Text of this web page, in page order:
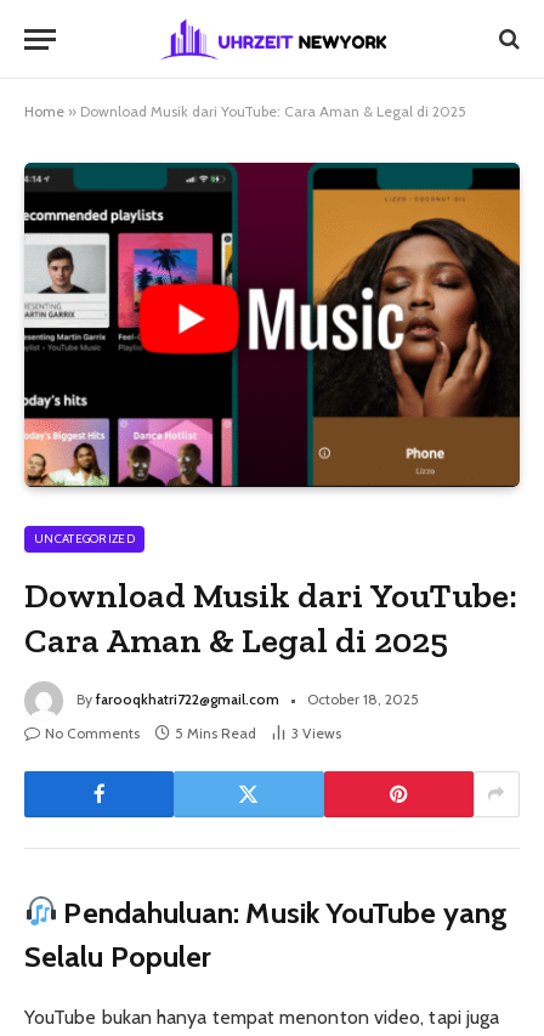
Home » Download Musik dari YouTube: Cara Aman & Legal di 2025
UNCATEGORIZED
Download Musik dari YouTube:
Cara Aman & Legal di 2025
By farooqkhatri722@gmail.com
October 18, 2025
No Comments
5 Mins Read 3 Views
Pendahuluan: Musik YouTube yang
Selalu Populer
YouTube bukan hanya tempat menonton video, tapi juga